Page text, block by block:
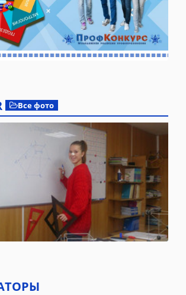
Все фото